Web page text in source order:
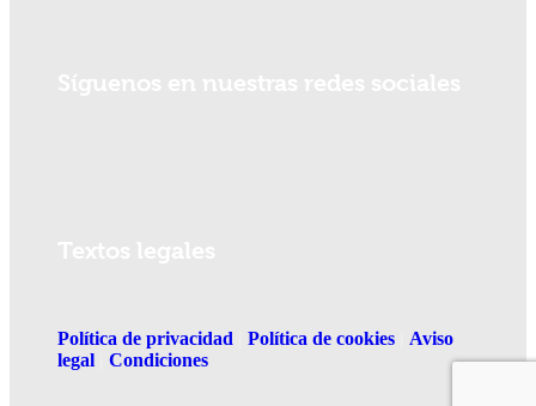
Política de privacidad Política de cookies
Aviso
legal
Condiciones